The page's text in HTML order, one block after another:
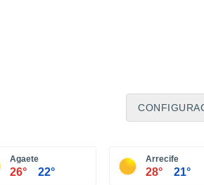
Agaete
26° 22°
Arrecife
28° 21°